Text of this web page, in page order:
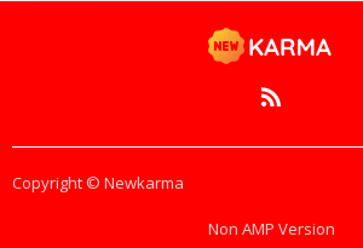
Copyright © Newkarma
Non AMP Version